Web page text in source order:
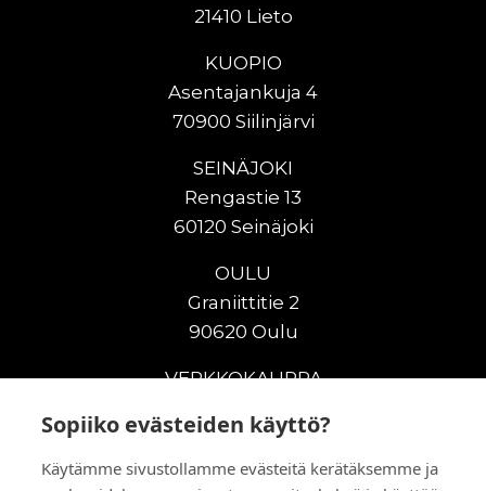
Sopiiko evästeiden käyttö?
Käytämme sivustollamme evästeitä kerätäksemme ja
21410 Lieto
KUOPIO
Asentajankuja 4
70900 Siilinjärvi
SEINÄJOKI
Rengastie 13
60120 Seinäjoki
OULU
Graniittitie 2
90620 Oulu
VERKKOKAUPPA
Uudet maanrakennuskoneet
Vuokrakoneet